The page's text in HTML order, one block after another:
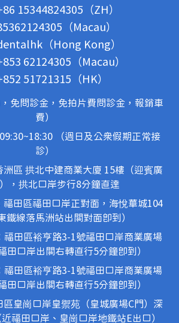
15344824305（ZH）
（Macau）
（Hong Kong）
62124305（Macau）
51721315（HK）
免問診金，免拍片費問診金，報銷車
費）
（週日及公眾假期正常接
診）
區 拱北中建商業大廈 15樓（迎賓廣
，拱北口岸步行8分鐘直達
福田區福田口岸正對面，海悅華城104
鐵線落馬洲站出關對面即到）
福田區裕亨路3-1號福田口岸商業廣場
田口岸出關右轉直行5分鐘即到）
福田區裕亨路3-1號福田口岸商業廣場
田口岸出關右轉直行5分鐘即到）
區皇崗口岸皇禦苑（皇城廣場C門）深
福田口岸、皇崗口岸地鐵站E出口）